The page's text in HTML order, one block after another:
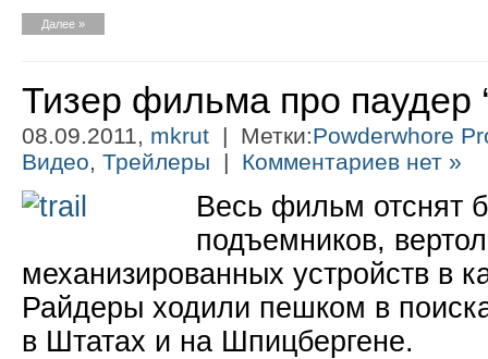
Далее »
Тизер фильма про паудер
08.09.2011, mkrut | Метки:Powderwhore
Видео, Трейлеры | Комментариев нет »
Весь фильм отснят
подъемников,
механизированных устройств в
Райдеры ходили пешком в
в Штатах и на Шпицбергене.